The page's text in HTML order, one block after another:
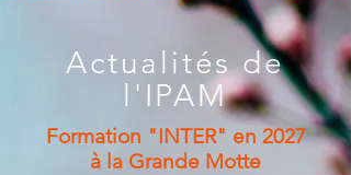
Actualités de
l'IPAM
Formation "INTER" en 2027
à la Grande Motte